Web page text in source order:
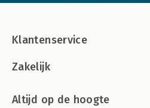
Klantenservice
Zakelijk
Altijd op de hoogte